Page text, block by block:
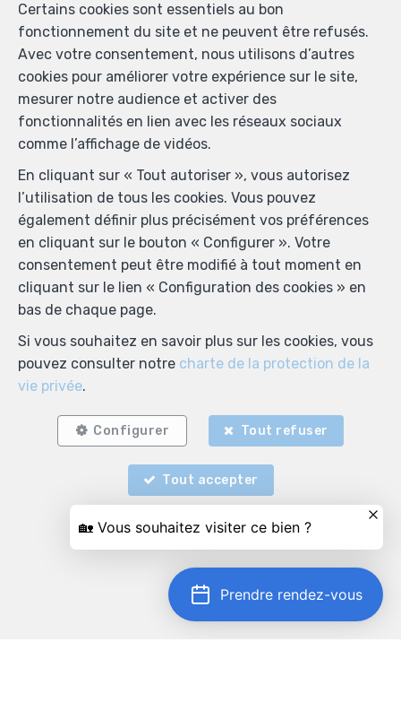
Certains cookies sont essentiels au bon
fonctionnement du site et ne peuvent être refusés.
Avec votre consentement, nous utilisons d’autres
cookies pour améliorer votre expérience sur le site,
mesurer notre audience et activer des
fonctionnalités en lien avec les réseaux sociaux
comme l’affichage de vidéos.
En cliquant sur « Tout autoriser », vous autorisez
l’utilisation de tous les cookies. Vous pouvez
également définir plus précisément vos préférences
en cliquant sur le bouton « Configurer ». Votre
consentement peut être modifié à tout moment en
cliquant sur le lien « Configuration des cookies » en
bas de chaque page.
Si vous souhaitez en savoir plus sur les cookies, vous
pouvez consulter notre charte de la protection de la
vie privée.
Configurer Tout refuser
Tout accepter
Prendre rendez-vous